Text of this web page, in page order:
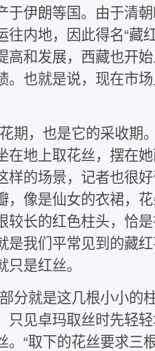
于伊朗等国。由于清
往内地，因此得名“藏
高和发展，西藏也开
。也就是说，现在市
期，也是它的采收期
在地上取花丝，摆在
样的场景，记者也很
，像是仙女的衣裙，
较长的红色柱头，恰
是我们平常见到的藏
是红丝。
分就是这几根小小的
只见卓玛取丝时先轻
。“取下的花丝要求三